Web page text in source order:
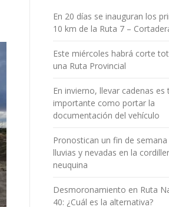
En 20 días se inauguran los
10 km de la Ruta 7 –
Este miércoles habrá corte
una Ruta Provincial
En invierno, llevar cadenas es
importante como portar la
documentación del vehículo
Pronostican un fin de semana
lluvias y nevadas en la
neuquina
Desmoronamiento en Ruta
40: ¿Cuál es la alternativa?